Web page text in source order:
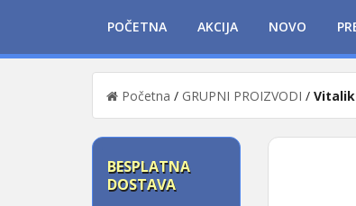
POČETNA AKCIJA NOVO
Početna / GRUPNI PROIZVODI /
BESPLATNA
DOSTAVA